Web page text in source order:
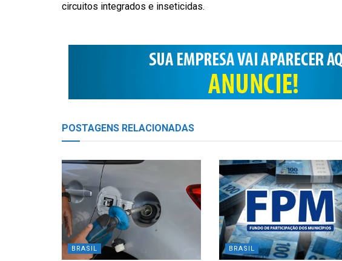
circuitos integrados e inseticidas.
POSTAGENS RELACIONADAS
BRASIL BRASIL